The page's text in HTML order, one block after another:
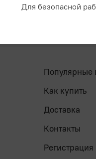
Популярные
Как купить
Доставка
Контакты
Регистрация
Для безопасной